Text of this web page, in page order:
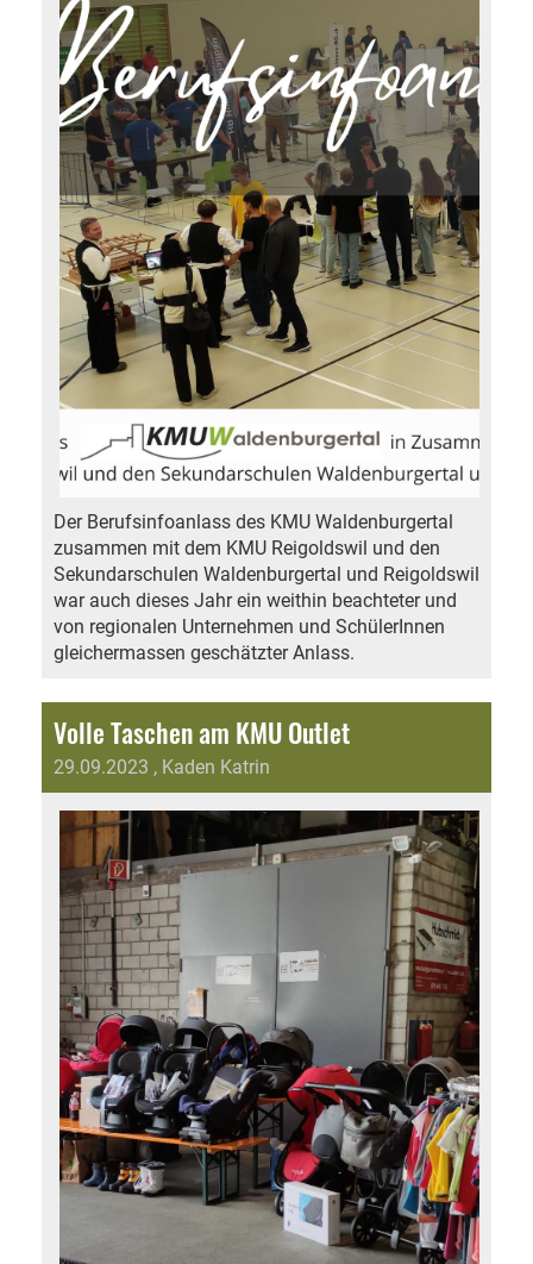
Der Berufsinfoanlass des KMU Waldenburgertal
zusammen mit dem KMU Reigoldswil und den
Sekundarschulen Waldenburgertal und Reigoldswil
war auch dieses Jahr ein weithin beachteter und
von regionalen Unternehmen und SchülerInnen
gleichermassen geschätzter Anlass.
Volle Taschen am KMU Outlet
29.09.2023 , Kaden Katrin